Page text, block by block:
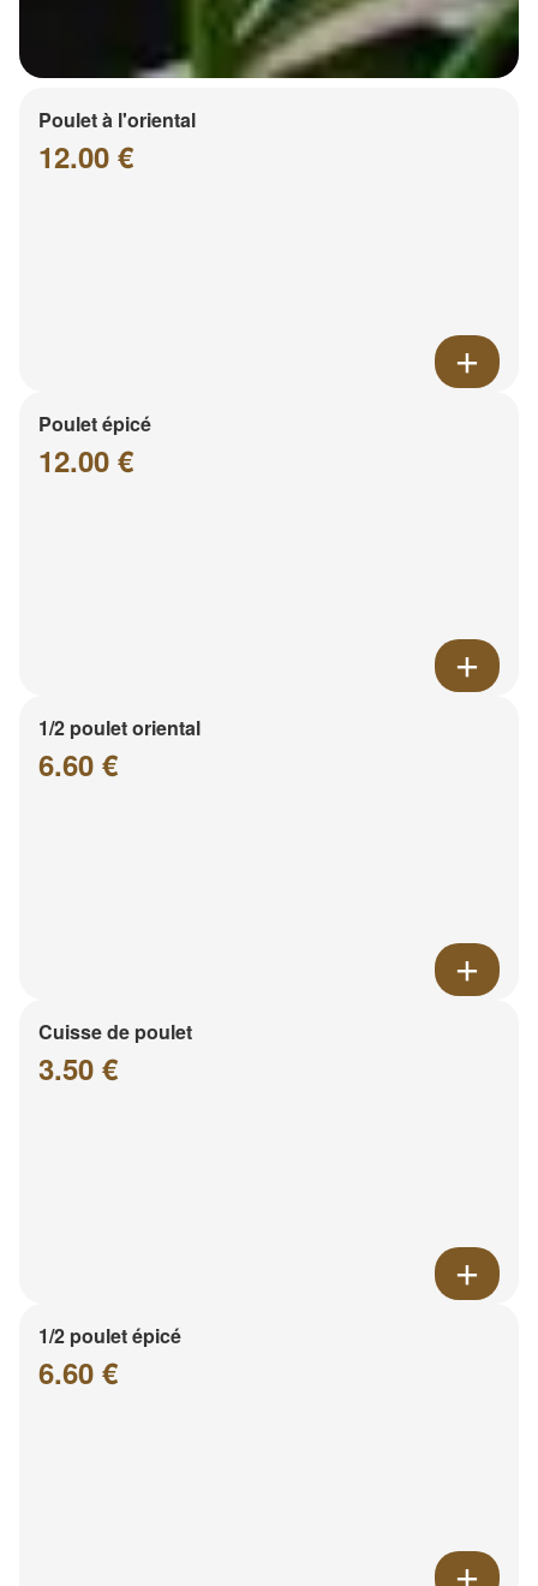
Poulet à l'oriental
12.00 €
Poulet épicé
12.00 €
1/2 poulet oriental
6.60 €
Cuisse de poulet
3.50 €
1/2 poulet épicé
6.60 €